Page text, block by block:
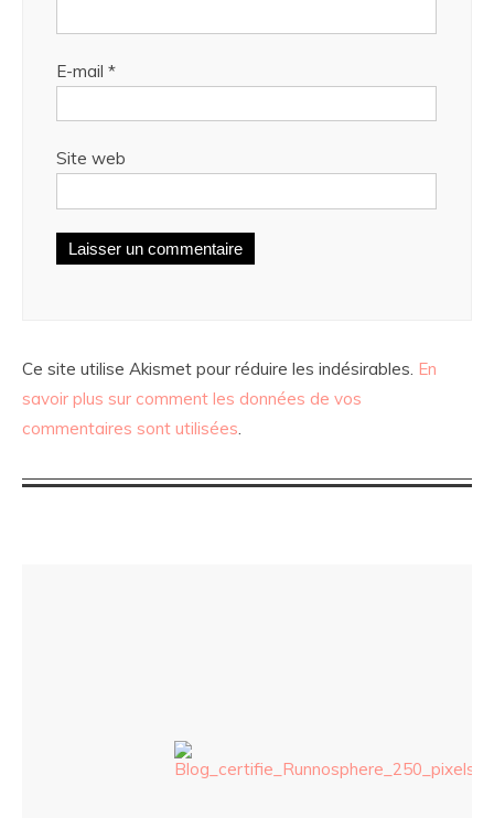
E-mail *
Site web
Ce site utilise Akismet pour réduire les indésirables. En
savoir plus sur comment les données de vos
commentaires sont utilisées.